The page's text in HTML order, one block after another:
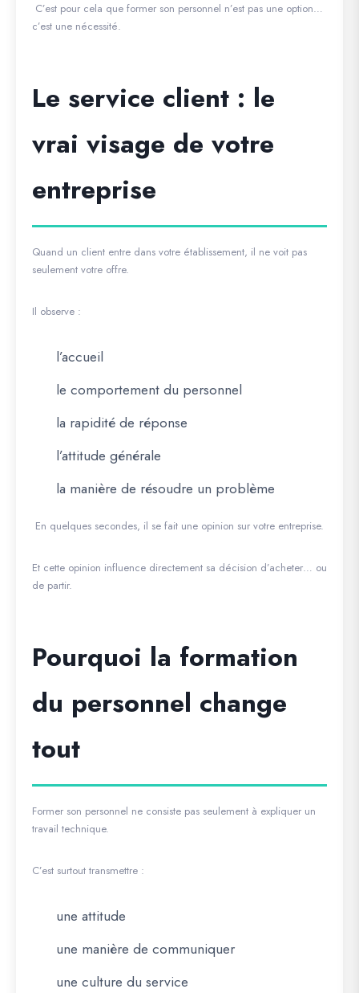
C’est pour cela que former son personnel n’est pas une option…
c’est une nécessité.
Le service client : le
vrai visage de votre
entreprise
Quand un client entre dans votre établissement, il ne voit pas
seulement votre offre.
Il observe :
l’accueil
le comportement du personnel
la rapidité de réponse
l’attitude générale
la manière de résoudre un problème
En quelques secondes, il se fait une opinion sur votre entreprise.
Et cette opinion influence directement sa décision d’acheter… ou
de partir.
Pourquoi la formation
du personnel change
tout
Former son personnel ne consiste pas seulement à expliquer un
travail technique.
C’est surtout transmettre :
une attitude
une manière de communiquer
une culture du service